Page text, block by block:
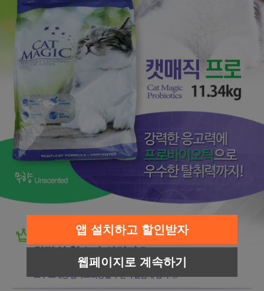
앱 설치하고 할인받자
웹페이지로 계속하기